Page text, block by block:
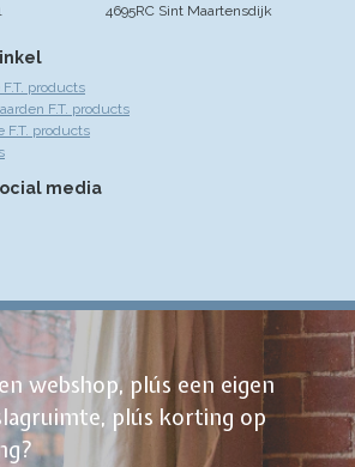
products
F.T. products
F.T. products
media
4695RC Sint Maartensdijk
webshop, plús een eigen
plús korting op